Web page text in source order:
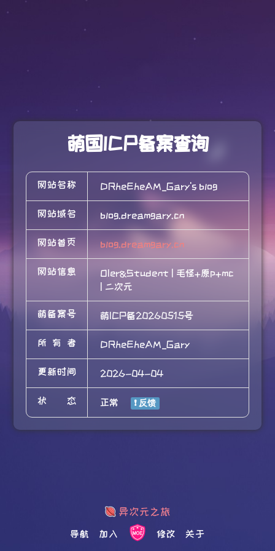
萌国ICP备案查询
网站名称 DRheEheAM_Gary's blog
网站域名 blog.dreamgary.cn
网站首页 blog.dreamgary.cn
网站信息
OIer&Student | 毛怪+原p+mc
| 二次元
萌备案号 萌ICP备20260515号
所有者 DRheEheAM_Gary
更新时间 2026-04-04
状态 正常
导航 加入 修改 关于